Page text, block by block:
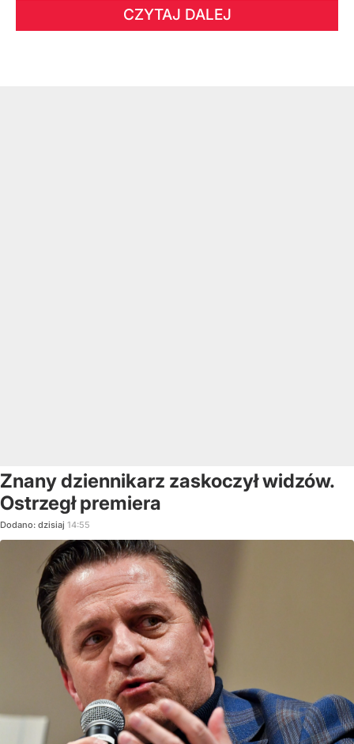
CZYTAJ DALEJ
Znany dziennikarz zaskoczył widzów.
Ostrzegł premiera
Dodano: dzisiaj 14:55